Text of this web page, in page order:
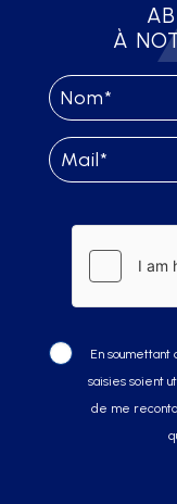
À
En
saisies soient
de me